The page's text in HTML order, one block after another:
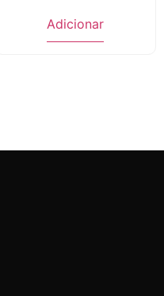
Adicionar